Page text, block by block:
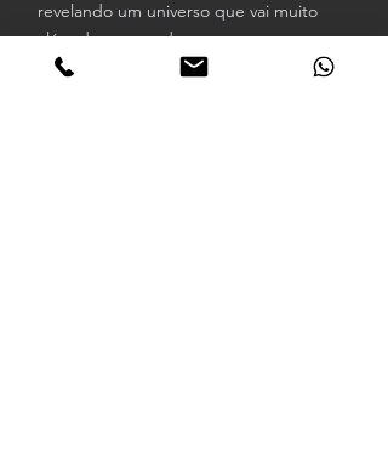
revelando um universo que vai muito
além de um quadro comum.
Misturamos técnicas de Shadow Box,